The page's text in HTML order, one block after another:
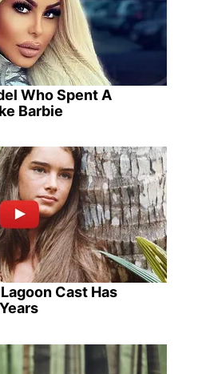
Who Spent A
Barbie
Cast Has